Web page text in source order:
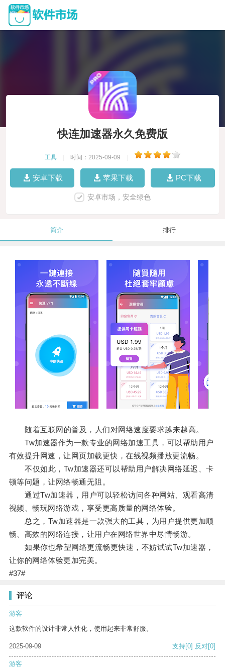
快连加速器永久免费版
工具 时间：2025-09-09
安卓下载 苹果下载 PC下载
安卓市场，安全绿色
简介 排行
随着互联网的普及，人们对网络速度要求越来越高。
Tw加速器作为一款专业的网络加速工具，可以帮助用户
有效提升网速，让网页加载更快，在线视频播放更流畅。
不仅如此，Tw加速器还可以帮助用户解决网络延迟、卡
顿等问题，让网络畅通无阻。
通过Tw加速器，用户可以轻松访问各种网站、观看高清
视频、畅玩网络游戏，享受更高质量的网络体验。
总之，Tw加速器是一款强大的工具，为用户提供更加顺
畅、高效的网络连接，让用户在网络世界中尽情畅游。
如果你也希望网络更流畅更快速，不妨试试Tw加速器，
让你的网络体验更加完美。
#37#
评论
游客
这款软件的设计非常人性化，使用起来非常舒服。
2025-09-09 支持[0] 反对[0]
游客